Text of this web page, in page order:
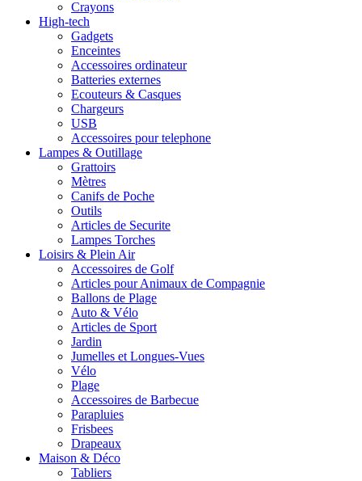
Crayons
High-tech
Gadgets
Enceintes
Accessoires ordinateur
Batteries externes
Ecouteurs & Casques
Chargeurs
USB
Accessoires pour telephone
Lampes & Outillage
Grattoirs
Mètres
Canifs de Poche
Outils
Articles de Securite
Lampes Torches
Loisirs & Plein Air
Accessoires de Golf
Articles pour Animaux de Compagnie
Ballons de Plage
Auto & Vélo
Articles de Sport
Jardin
Jumelles et Longues-Vues
Vélo
Plage
Accessoires de Barbecue
Parapluies
Frisbees
Drapeaux
Maison & Déco
Tabliers